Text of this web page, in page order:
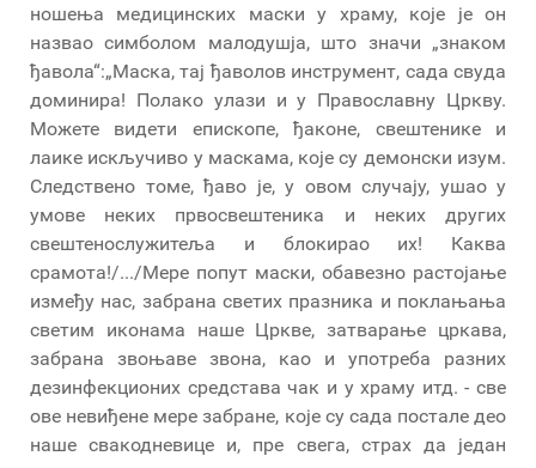
ношења медицинских маски у храму, које је он
назвао симболом малодушја, што значи „знаком
ђавола“:„Маска, тај ђаволов инструмент, сада свуда
доминира! Полако улази и у Православну Цркву.
Можете видети епископе, ђаконе, свештенике и
лаике искључиво у маскама, које су демонски изум.
Следствено томе, ђаво је, у овом случају, ушао у
умове неких првосвештеника и неких других
свештенослужитеља и блокирао их! Каква
срамота!/.../Мере попут маски, обавезно растојање
између нас, забрана светих празника и поклањања
светим иконама наше Цркве, затварање цркава,
забрана звоњаве звона, као и употреба разних
дезинфекционих средстава чак и у храму итд. - све
ове невиђене мере забране, које су сада постале део
наше свакодневице и, пре свега, страх да један